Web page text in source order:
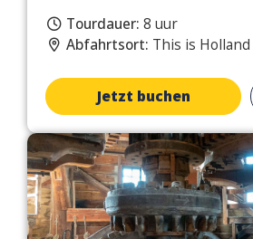
Tourdauer: 8 uur
Abfahrtsort: This is Holland
Jetzt buchen